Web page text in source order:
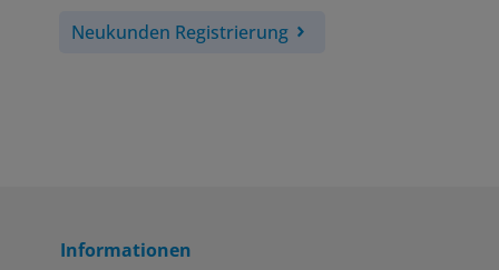
Neukunden Registrierung
Informationen